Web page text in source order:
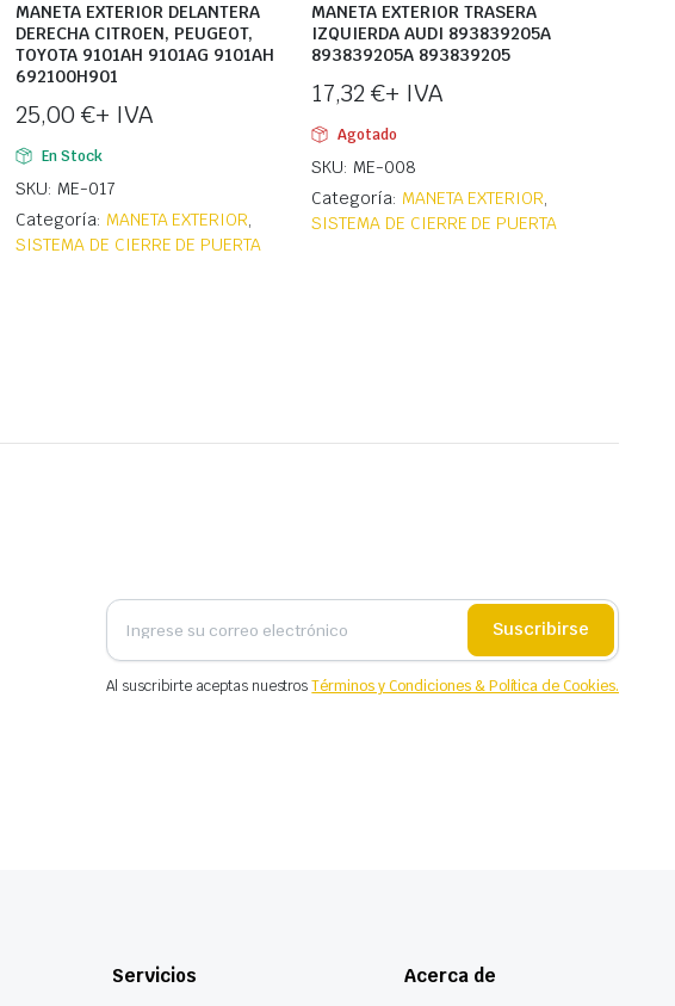
MANETA EXTERIOR DELANTERA
DERECHA CITROEN, PEUGEOT,
TOYOTA 9101AH 9101AG 9101AH
692100H901
25,00 €+ IVA
En Stock
SKU: ME-017
Categoría: MANETA EXTERIOR,
SISTEMA DE CIERRE DE PUERTA
MANETA EXTERIOR TRASERA
IZQUIERDA AUDI 893839205A
893839205A 893839205
17,32€+ IVA
Agotado
SKU: ME-008
Categoría: MANETA EXTERIOR,
SISTEMA DE CIERRE DE PUERTA
Suscribirse
Al suscribirte aceptas nuestrosTérminos y Condiciones & Política de Cookies.
Servicios Acerca de